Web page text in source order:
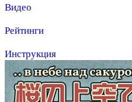
Видео
Рейтинги
Инструкция